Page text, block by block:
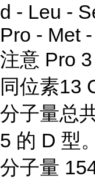
d - Leu -
Pro - Met
注意 Pro
同位素13
分子量总
5 的 D 型。
分子量